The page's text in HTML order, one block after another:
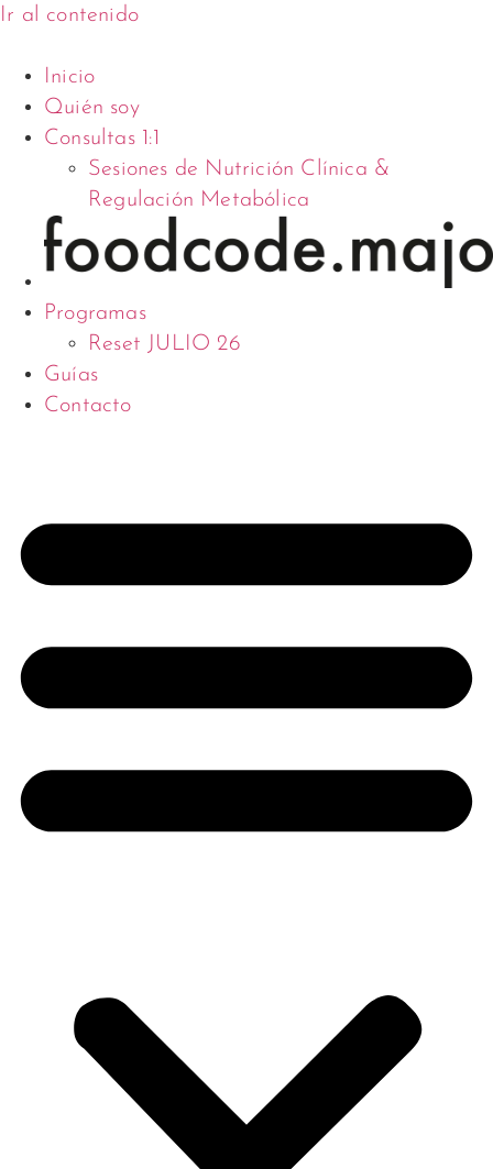
Ir al contenido
Inicio
Quién soy
Consultas 1:1
Sesiones de Nutrición Clínica &
Regulación Metabólica
Programas
Reset JULIO 26
Guías
Contacto